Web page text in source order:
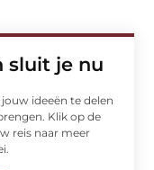
sluit je nu
ideeën te delen
Klik op de
reis naar meer